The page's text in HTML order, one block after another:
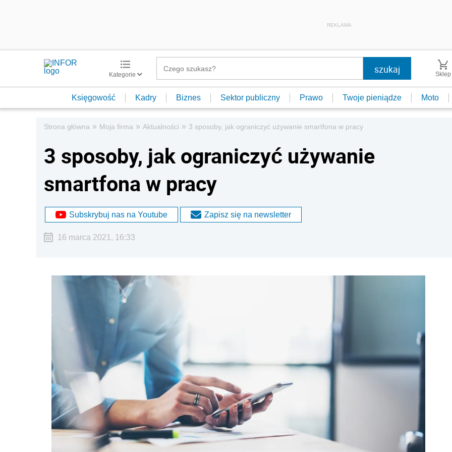
REKLAMA
Kategorie Sklep
Księgowość Kadry Biznes Sektor publiczny Prawo Twoje pieniądze Moto
Strona główna » Moja firma » Aktualności » 3 sposoby, jak ograniczyć używanie smartfona w pracy
3 sposoby, jak ograniczyć używanie
smartfona w pracy
Subskrybuj nas na Youtube Zapisz się na newsletter
16 marca 2021, 16:33